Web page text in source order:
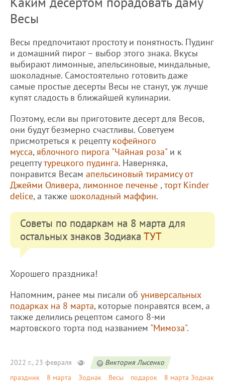
Весы
Весы предпочитают простоту и понятность. Пудинг
и домашний пирог – выбор этого знака. Вкусы
выбирают лимонные, апельсиновые, миндальные,
шоколадные. Самостоятельно готовить даже
самые простые десерты Весы не станут, уж лучше
купят сладость в ближайшей кулинарии.
Поэтому, если вы приготовите десерт для Весов,
они будут безмерно счастливы. Советуем
присмотреться к рецепту кофейного
мусса, яблочного пирога "Чайная роза" и к
рецептутурецкого пудинга. Наверняка,
понравится Весам апельсиновый тирамису от
Джейми Оливера, лимонное печенье , торт Kinder
delice, а также шоколадный маффин.
Советы по подаркам на 8 марта для
остальных знаков Зодиака ТУТ
Хорошего праздника!
Напомним, ранее мы писали об универсальных
подарках на 8 марта, которые понравятся всем, а
также делились рецептом самого 8-ми
мартовского торта под названием "Мимоза".
2022 г., 23 февраля
Виктория Лысенко
праздник
8 марта Зодиак Весы подарок 8 марта Зодиак